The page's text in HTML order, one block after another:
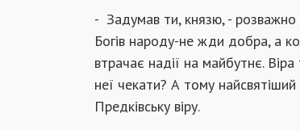
- Задумав ти, князю, - розважно
Богів народу-не жди добра, а
втрачає надії на майбутнє.
неї чека­ти? А тому
Предківську віру.